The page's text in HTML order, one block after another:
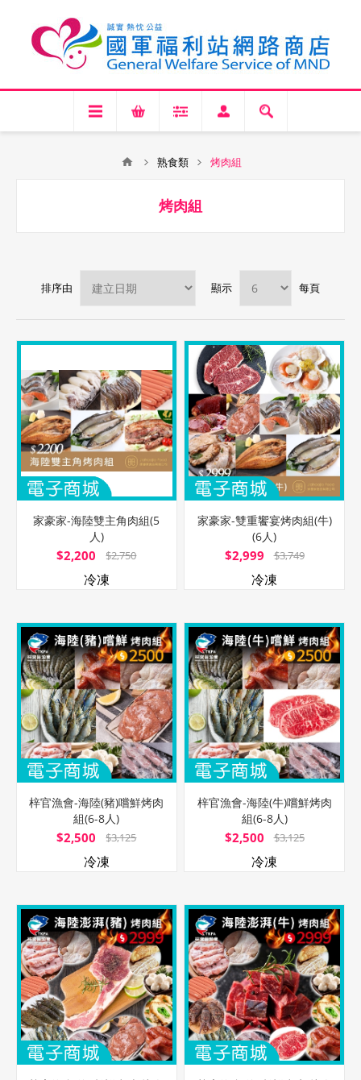
熟食類 烤肉組
烤肉組
排序由 顯示 每頁
家豪家-海陸雙主角肉組(5
人)
$2,200 $2,750
冷凍
家豪家-雙重饗宴烤肉組(牛)
(6人)
$2,999 $3,749
冷凍
梓官漁會-海陸(豬)嚐鮮烤肉
組(6-8人)
$2,500 $3,125
冷凍
梓官漁會-海陸(牛)嚐鮮烤肉
組(6-8人)
$2,500 $3,125
冷凍